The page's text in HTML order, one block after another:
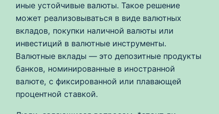
иные устойчивые валюты. Такое решение
может реализовываться в виде валютных
вкладов, покупки наличной валюты или
инвестиций в валютные инструменты.
Валютные вклады — это депозитные продукты
банков, номинированные в иностранной
валюте, с фиксированной или плавающей
процентной ставкой.